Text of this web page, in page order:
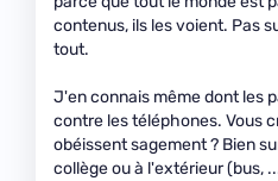
contenus, ils les voient. Pas
tout.
J'en connais même dont les
contre les téléphones. Vous
obéissent sagement ? Bien
collège ou à l'extérieur (bus,